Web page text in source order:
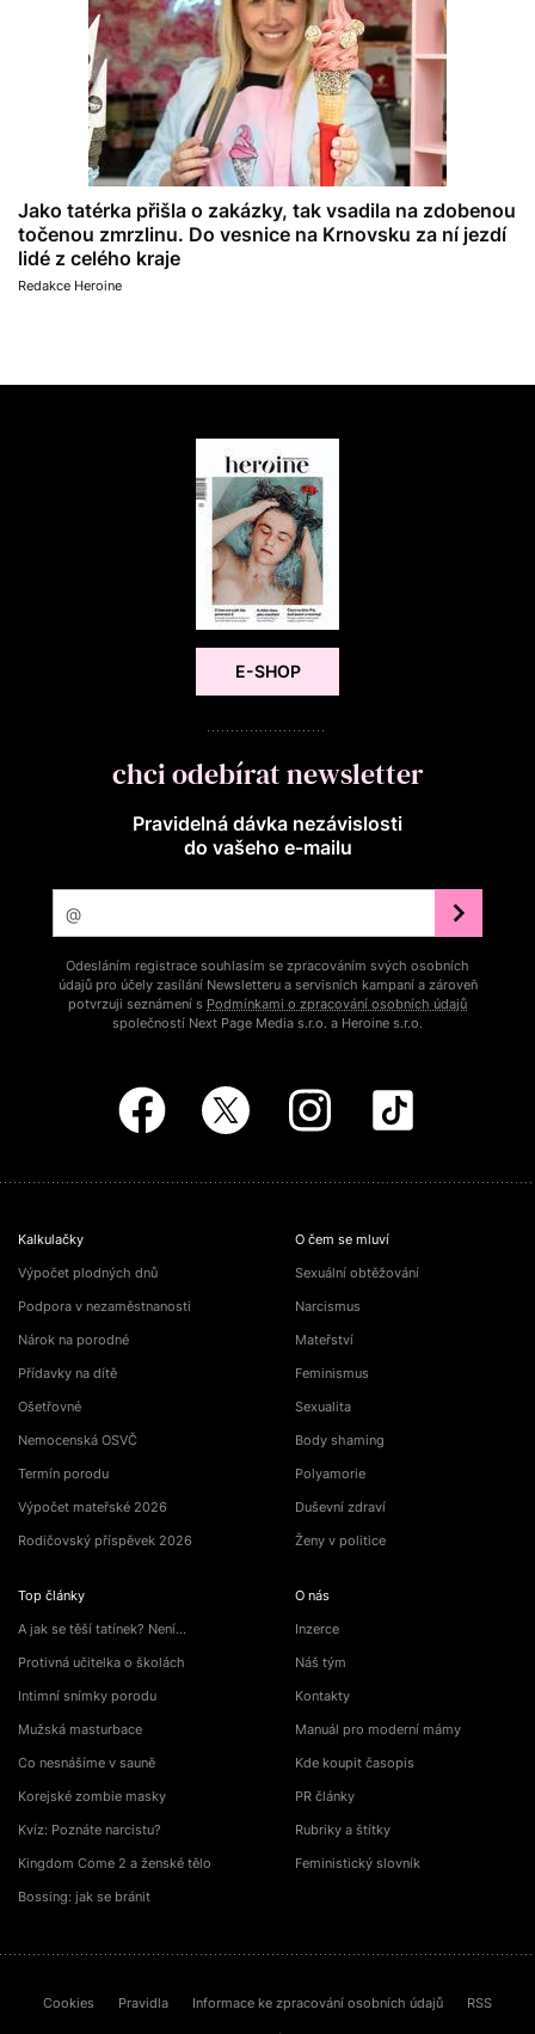
Jako tatérka přišla o zakázky, tak vsadila na zdobenou
točenou zmrzlinu. Do vesnice na Krnovsku za ní jezdí
lidé z celého kraje
Redakce Heroine
E-SHOP
chci odebírat newsletter
Pravidelná dávka nezávislosti
do vašeho e‑mailu
Odesláním registrace souhlasím se zpracováním svých osobních
údajů pro účely zasílání Newsletteru a servisních kampaní a zároveň
potvrzuji seznámení s Podmínkami o zpracování osobních údajů
společností Next Page Media s.r.o. a Heroine s.r.o.
Kalkulačky
Výpočet plodných dnů
Podpora v nezaměstnanosti
Nárok na porodné
Přídavky na dítě
Ošetřovné
Nemocenská OSVČ
Termín porodu
Výpočet mateřské 2026
Rodičovský příspěvek 2026
Top články
A jak se těší tatínek? Není…
Protivná učitelka o školách
Intimní snímky porodu
Mužská masturbace
Co nesnášíme v sauně
Korejské zombie masky
Kvíz: Poznáte narcistu?
Kingdom Come 2 a ženské tělo
Bossing: jak se bránit
O čem se mluví
Sexuální obtěžování
Narcismus
Mateřství
Feminismus
Sexualita
Body shaming
Polyamorie
Duševní zdraví
Ženy v politice
O nás
Inzerce
Náš tým
Kontakty
Manuál pro moderní mámy
Kde koupit časopis
PR články
Rubriky a štítky
Feministický slovník
Cookies Pravidla Informace ke zpracování osobních údajů RSS